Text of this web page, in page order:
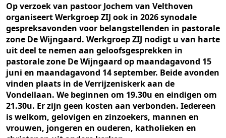
Op verzoek van pastoor Jochem van Velthoven
organiseert Werkgroep ZIJ ook in 2026 synodale
gespreksavonden voor belangstellenden in pastorale
zone De Wijngaard. Werkgroep ZIJ nodigt u van harte
uit deel te nemen aan geloofsgesprekken in
pastorale zone De Wijngaard op maandagavond 15
juni en maandagavond 14 september. Beide avonden
vinden plaats in de Verrijzeniskerk aan de
Vondellaan. We beginnen om 19.30u en eindigen om
21.30u. Er zijn geen kosten aan verbonden. Iedereen
is welkom, gelovigen en zinzoekers, mannen en
vrouwen, jongeren en ouderen, katholieken en